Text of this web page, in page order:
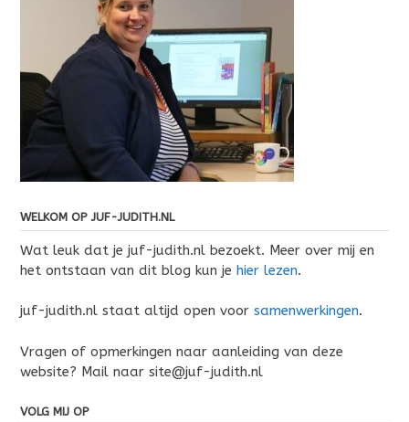
WELKOM OP JUF-JUDITH.NL
Wat leuk dat je juf-judith.nl bezoekt. Meer over mij en
het ontstaan van dit blog kun je hier lezen.
juf-judith.nl staat altijd open voor samenwerkingen.
Vragen of opmerkingen naar aanleiding van deze
website? Mail naar site@juf-judith.nl
VOLG MIJ OP